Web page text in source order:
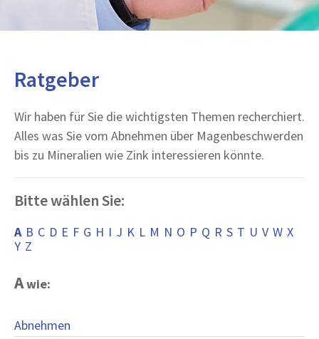
Ratgeber
Wir haben für Sie die wichtigsten Themen recherchiert.
Alles was Sie vom Abnehmen über Magenbeschwerden
bis zu Mineralien wie Zink interessieren könnte.
Bitte wählen Sie:
A B C D E F G H I J K L M N O P Q R S T U V W X
Y Z
Awie:
Abnehmen